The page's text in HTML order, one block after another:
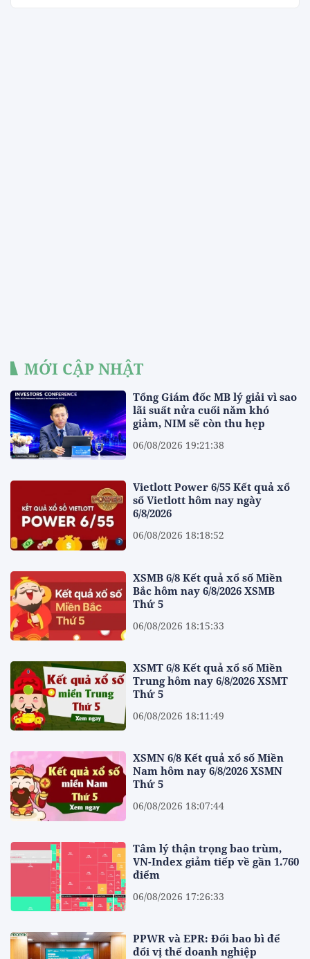
MỚI CẬP NHẬT
Tổng Giám đốc MB lý giải vì sao
lãi suất nửa cuối năm khó
giảm, NIM sẽ còn thu hẹp
06/08/2026 19:21:38
Vietlott Power 6/55 Kết quả xổ
số Vietlott hôm nay ngày
6/8/2026
06/08/2026 18:18:52
XSMB 6/8 Kết quả xổ số Miền
Bắc hôm nay 6/8/2026 XSMB
Thứ 5
06/08/2026 18:15:33
XSMT 6/8 Kết quả xổ số Miền
Trung hôm nay 6/8/2026 XSMT
Thứ 5
06/08/2026 18:11:49
XSMN 6/8 Kết quả xổ số Miền
Nam hôm nay 6/8/2026 XSMN
Thứ 5
06/08/2026 18:07:44
Tâm lý thận trọng bao trùm,
VN-Index giảm tiếp về gần 1.760
điểm
06/08/2026 17:26:33
PPWR và EPR: Đổi bao bì để
đổi vị thế doanh nghiệp